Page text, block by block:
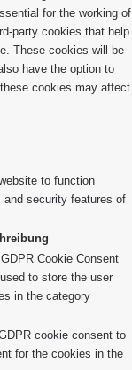
for the working of
party cookies that help
These cookies will be
have the option to
cookies may affect
to function
and security features of
Cookie Consent
to store the user
in the category
cookie consent to
for the cookies in the